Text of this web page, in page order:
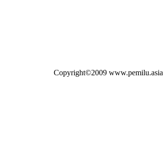
Copyright©2009 www.pemilu.asia